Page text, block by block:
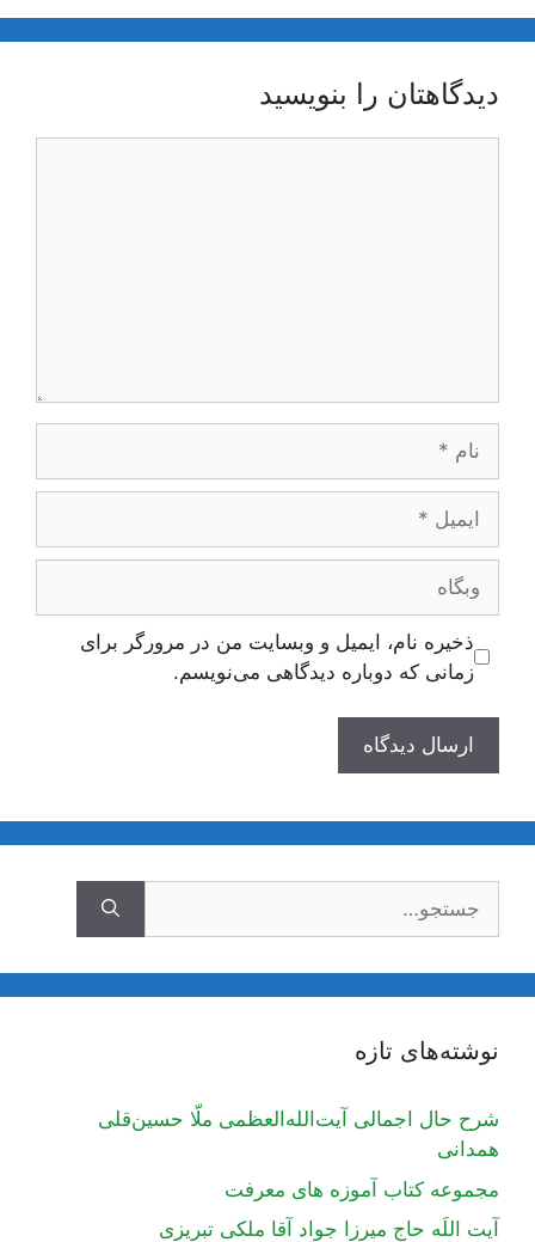
دیدگاهتان را بنویسید
وبگاه
ذخیره نام، ایمیل و وبسایت من در مرورگر برای
زمانی که دوباره دیدگاهی می‌نویسم.
نوشته‌های تازه
شرح حال اجمالی آیت‌الله‌العظمی ملّا حسین‌قلی
همدانی
مجموعه کتاب آموزه های معرفت
آیت اللَه حاج میرزا جواد آقا ملکی تبریزی